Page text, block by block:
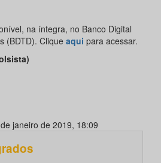
na íntegra, no Banco Digital
(BDTD). Clique aqui para acessar.
janeiro de 2019, 18:09